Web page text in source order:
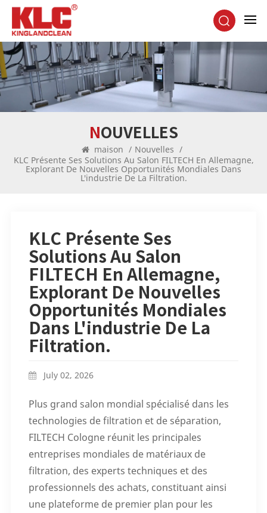
NOUVELLES
maison / Nouvelles /
KLC Présente Ses Solutions Au Salon FILTECH En Allemagne,
Explorant De Nouvelles Opportunités Mondiales Dans
L'industrie De La Filtration.
KLC Présente Ses
Solutions Au Salon
FILTECH En Allemagne,
Explorant De Nouvelles
Opportunités Mondiales
Dans L'industrie De La
Filtration.
July 02, 2026
Plus grand salon mondial spécialisé dans les
technologies de filtration et de séparation,
FILTECH Cologne réunit les principales
entreprises mondiales de matériaux de
filtration, des experts techniques et des
professionnels des achats, constituant ainsi
une plateforme de premier plan pour les